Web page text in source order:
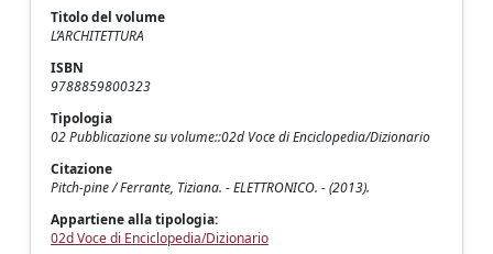
Titolo del volume
L’ARCHITETTURA
ISBN
9788859800323
Tipologia
02 Pubblicazione su volume::02d Voce di Enciclopedia/Dizionario
Citazione
Pitch-pine / Ferrante, Tiziana. - ELETTRONICO. - (2013).
Appartiene alla tipologia:
02d Voce di Enciclopedia/Dizionario